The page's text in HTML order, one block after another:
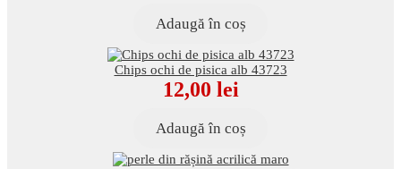
Adaugă în coș
Chips ochi de pisica alb 43723
12,00 lei
Adaugă în coș